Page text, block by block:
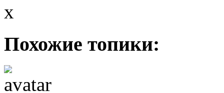
x
Похожие топики: